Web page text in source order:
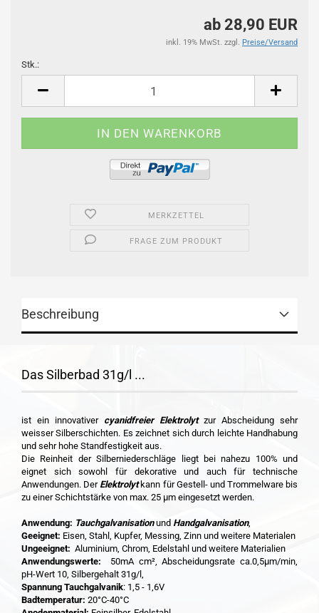
ab 28,90 EUR
inkl. 19% MwSt. zzgl. Preise/Versand
Stk.:
MERKZETTEL
FRAGE ZUM PRODUKT
Beschreibung
Das Silberbad 31g/l ...
ist ein innovativer cyanidfreier Elektrolytzur Abscheidung sehr
weisser Silberschichten. Es zeichnet sich durch leichte Handhabung
und sehr hohe Standfestigkeit aus.
Die Reinheit der Silberniederschläge liegt bei nahezu 100% und
eignet sich sowohl für dekorative und auch für technische
Anwendungen. Der Elektrolytkann für Gestell- und Trommelware bis
zu einer Schichtstärke von max. 25 µm eingesetzt werden.
Anwendung: Tauchgalvanisationund Handgalvanisation,
Geeignet: Eisen, Stahl, Kupfer, Messing, Zinn und weitere Materialen
Ungeeignet: Aluminium, Chrom, Edelstahl und weitere Materialien
Anwendungswerte: 50mA cm², Abscheidungsrate ca.0,5µm/min,
pH-Wert 10, Silbergehalt 31g/l,
Spannung Tauchgalvanik: 1,5 - 1,6V
Badtemperatur: 20°C-40°C